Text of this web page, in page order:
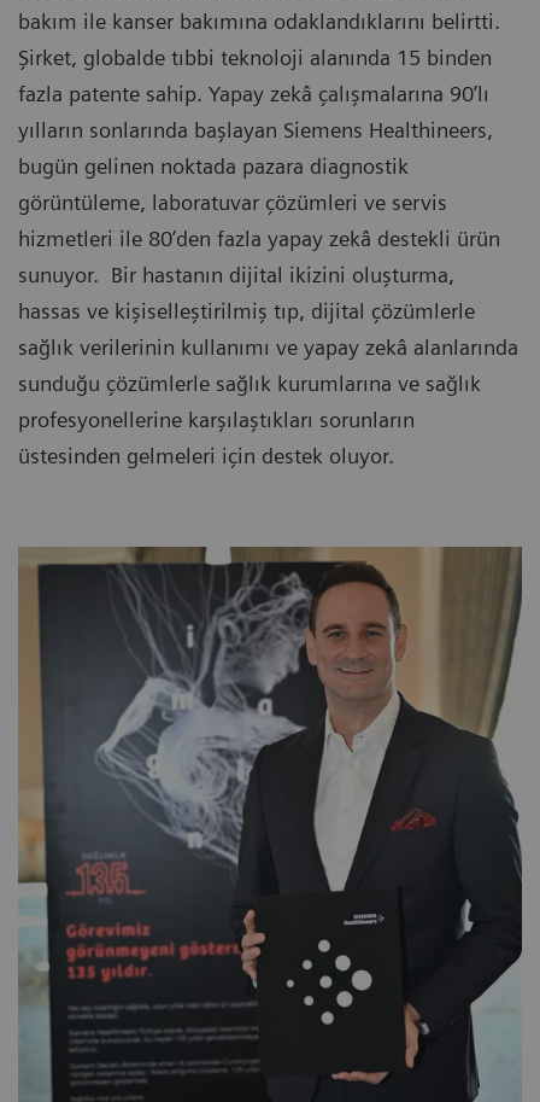
bakım ile kanser bakımına odaklandıklarını belirtti.
Şirket, globalde tıbbi teknoloji alanında 15 binden
fazla patente sahip. Yapay zekâ çalışmalarına 90’lı
yılların sonlarında başlayan Siemens Healthineers,
bugün gelinen noktada pazara diagnostik
görüntüleme, laboratuvar çözümleri ve servis
hizmetleri ile 80’den fazla yapay zekâ destekli ürün
sunuyor. Bir hastanın dijital ikizini oluşturma,
hassas ve kişiselleştirilmiş tıp, dijital çözümlerle
sağlık verilerinin kullanımı ve yapay zekâ alanlarında
sunduğu çözümlerle sağlık kurumlarına ve sağlık
profesyonellerine karşılaştıkları sorunların
üstesinden gelmeleri için destek oluyor.